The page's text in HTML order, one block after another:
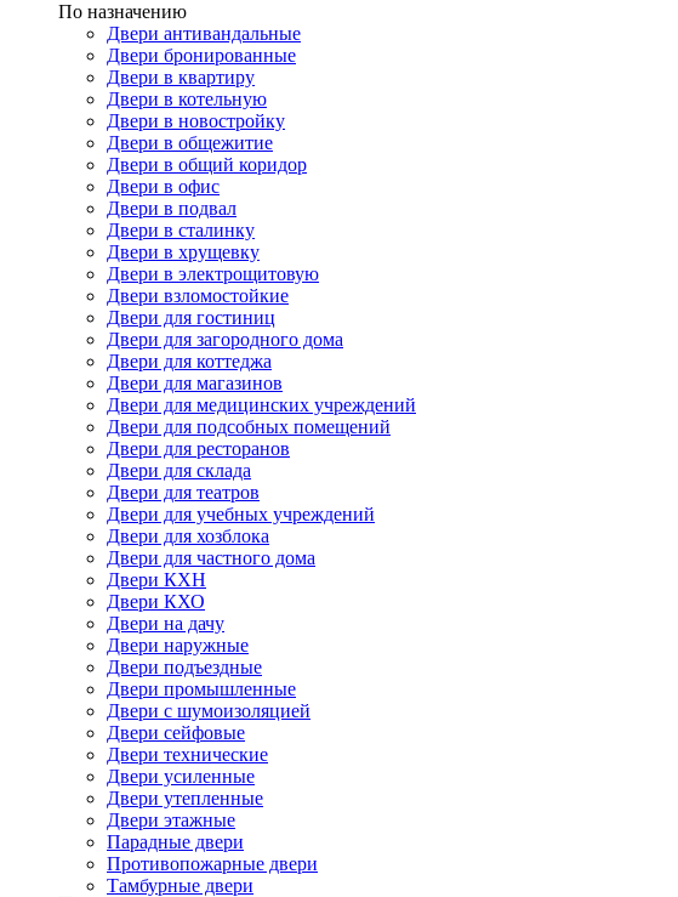
По назначению
Двери антивандальные
Двери бронированные
Двери в квартиру
Двери в котельную
Двери в новостройку
Двери в общежитие
Двери в общий коридор
Двери в офис
Двери в подвал
Двери в сталинку
Двери в хрущевку
Двери в электрощитовую
Двери взломостойкие
Двери для гостиниц
Двери для загородного дома
Двери для коттеджа
Двери для магазинов
Двери для медицинских учреждений
Двери для подсобных помещений
Двери для ресторанов
Двери для склада
Двери для театров
Двери для учебных учреждений
Двери для хозблока
Двери для частного дома
Двери КХН
Двери КХО
Двери на дачу
Двери наружные
Двери подъездные
Двери промышленные
Двери с шумоизоляцией
Двери сейфовые
Двери технические
Двери усиленные
Двери утепленные
Двери этажные
Парадные двери
Противопожарные двери
Тамбурные двери